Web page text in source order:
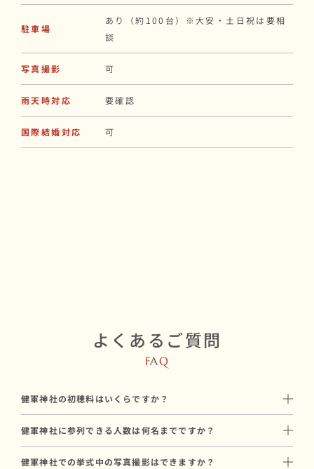
駐車場
あり（約100台）※大安・土日祝は要相
談
写真撮影 可
雨天時対応 要確認
国際結婚対応 可
よくあるご質問
FAQ
健軍神社の初穂料はいくらですか？
料金とは別途必要です。
健軍神社に参列できる人数は何名までですか？
健軍神社での挙式中の写真撮影はできますか？